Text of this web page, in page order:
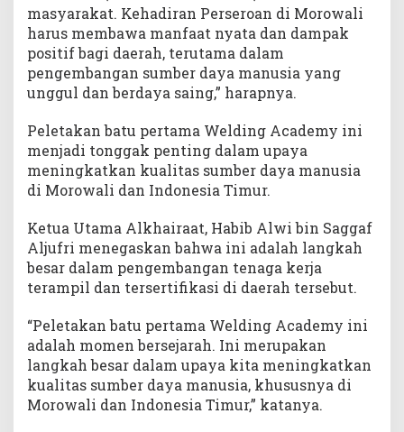
masyarakat. Kehadiran Perseroan di Morowali
harus membawa manfaat nyata dan dampak
positif bagi daerah, terutama dalam
pengembangan sumber daya manusia yang
unggul dan berdaya saing,” harapnya.
Peletakan batu pertama Welding Academy ini
menjadi tonggak penting dalam upaya
meningkatkan kualitas sumber daya manusia
di Morowali dan Indonesia Timur.
Ketua Utama Alkhairaat, Habib Alwi bin Saggaf
Aljufri menegaskan bahwa ini adalah langkah
besar dalam pengembangan tenaga kerja
terampil dan tersertifikasi di daerah tersebut.
“Peletakan batu pertama Welding Academy ini
adalah momen bersejarah. Ini merupakan
langkah besar dalam upaya kita meningkatkan
kualitas sumber daya manusia, khususnya di
Morowali dan Indonesia Timur,” katanya.